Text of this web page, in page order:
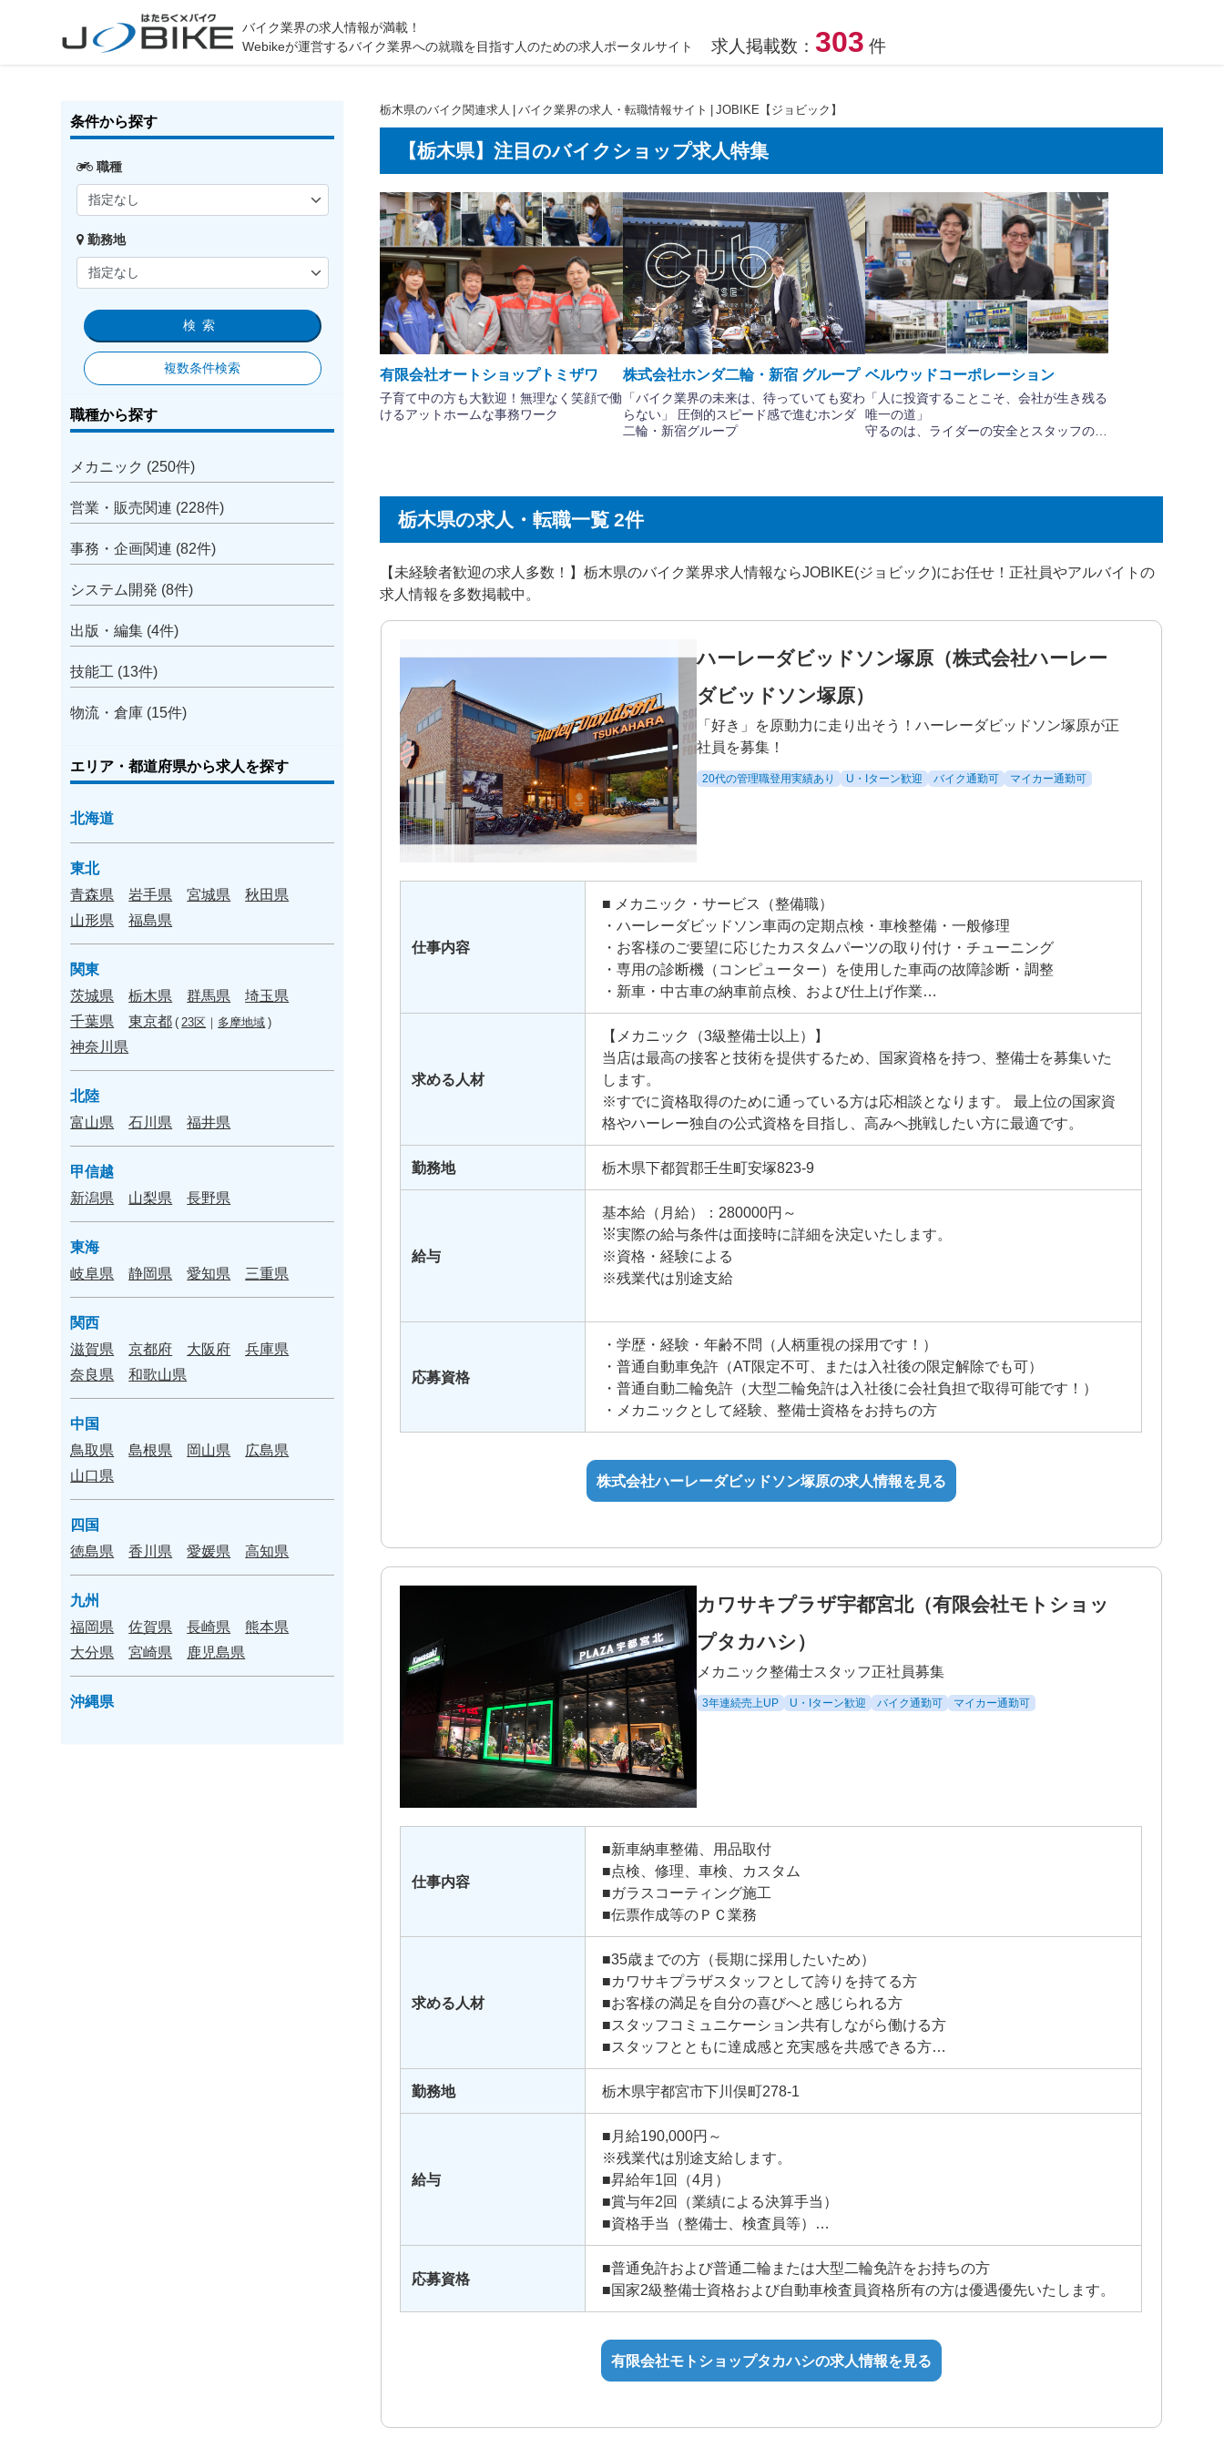
バイク業界の求人情報が満載！
Webikeが運営するバイク業界への就職を目指す人のための求人ポータルサイト
求人掲載数：303 件
栃木県のバイク関連求人 | バイク業界の求人・転職情報サイト | JOBIKE【ジョビック】
【栃木県】注目のバイクショップ求人特集
栃木県の求人・転職一覧 2件
【未経験者歓迎の求人多数！】栃木県のバイク業界求人情報ならJOBIKE(ジョビック)にお任せ！正社員やアルバイトの
求人情報を多数掲載中。
ハーレーダビッドソン塚原（株式会社ハーレー
ダビッドソン塚原）
「好き」を原動力に走り出そう！ハーレーダビッドソン塚原が正
社員を募集！
20代の管理職登用実績あり U・Iターン歓迎 バイク通勤可 マイカー通勤可
仕事内容
■ メカニック・サービス（整備職）
・ハーレーダビッドソン車両の定期点検・車検整備・一般修理
・お客様のご要望に応じたカスタムパーツの取り付け・チューニング
・専用の診断機（コンピューター）を使用した車両の故障診断・調整
・新車・中古車の納車前点検、および仕上げ作業
・お客様への整備内容の説明や、メンテナンスのアドバイス
求める人材
【メカニック（3級整備士以上）】
当店は最高の接客と技術を提供するため、国家資格を持つ、整備士を募集いた
します。
※すでに資格取得のために通っている方は応相談となります。 最上位の国家資
格やハーレー独自の公式資格を目指し、高みへ挑戦したい方に最適です。
勤務地 栃木県下都賀郡壬生町安塚823-9
給与
基本給（月給）：280000円～
※実際の給与条件は面接時に詳細を決定いたします。
※資格・経験による
※残業代は別途支給
昇給：
賞与：年2回
※業績により変更
試用期間あり：3か月、社員同様の待遇
通勤手当
応募資格
・学歴・経験・年齢不問（人柄重視の採用です！）
・普通自動車免許（AT限定不可、または入社後の限定解除でも可）
・普通自動二輪免許（大型二輪免許は入社後に会社負担で取得可能です！）
・メカニックとして経験、整備士資格をお持ちの方
株式会社ハーレーダビッドソン塚原の求人情報を見る
カワサキプラザ宇都宮北（有限会社モトショッ
プタカハシ）
メカニック整備士スタッフ正社員募集
3年連続売上UP U・Iターン歓迎 バイク通勤可 マイカー通勤可
仕事内容
■新車納車整備、用品取付
■点検、修理、車検、カスタム
■ガラスコーティング施工
■伝票作成等のＰＣ業務
求める人材
■35歳までの方（長期に採用したいため）
■カワサキプラザスタッフとして誇りを持てる方
■お客様の満足を自分の喜びへと感じられる方
■スタッフコミュニケーション共有しながら働ける方
■スタッフとともに達成感と充実感を共感できる方
■スキルアップとともに自分自身を成長させたい方
勤務地
栃木県宇都宮市下川俣町278-1
給与
■月給190,000円～
※残業代は別途支給します。
■昇給年1回（4月）
■賞与年2回（業績による決算手当）
■資格手当（整備士、検査員等）
■家族手当（子一人あたり5,000円）
■通勤手当（上限15,000円）
※給与は能力を考慮の上、当社規定により決定いたします。
応募資格
■普通免許および普通二輪または大型二輪免許をお持ちの方
■国家2級整備士資格および自動車検査員資格所有の方は優遇優先いたします。
有限会社モトショップタカハシの求人情報を見る
条件から探す
職種
勤務地
検索
複数条件検索
職種から探す
メカニック (250件)
営業・販売関連 (228件)
事務・企画関連 (82件)
システム開発 (8件)
出版・編集 (4件)
技能工 (13件)
物流・倉庫 (15件)
エリア・都道府県から求人を探す
北海道
東北
青森県
岩手県 宮城県
秋田県
山形県
福島県
関東
茨城県
栃木県 群馬県
埼玉県
千葉県
東京都 ( 23区 ｜ 多摩地域 )
神奈川県
北陸
富山県
石川県 福井県
甲信越
新潟県
山梨県 長野県
東海
岐阜県
静岡県 愛知県 三重県
関西
滋賀県
京都府 大阪府
兵庫県
奈良県
和歌山県
中国
鳥取県
島根県 岡山県
広島県
山口県
四国
徳島県
香川県 愛媛県 高知県
九州
福岡県
佐賀県 長崎県
熊本県
大分県
宮崎県 鹿児島県
沖縄県